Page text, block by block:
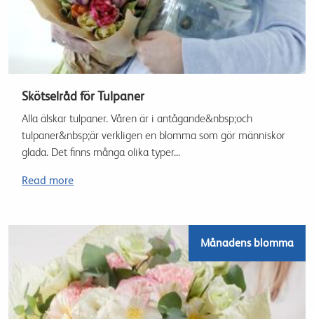
Skötselråd för Tulpaner
Alla älskar tulpaner. Våren är i antågande&nbsp;och
tulpaner&nbsp;är verkligen en blomma som gör människor
glada. Det finns många olika typer...
Read more
Månadens blomma